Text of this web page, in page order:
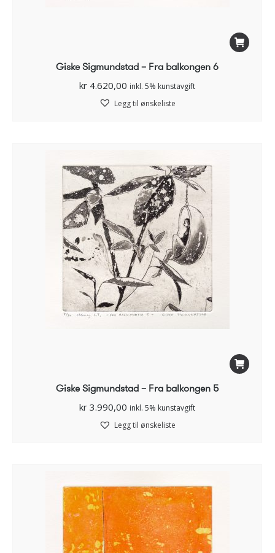
Giske Sigmundstad – Fra balkongen 6
kr 4.620,00 inkl. 5% kunstavgift
Legg til ønskeliste
Giske Sigmundstad – Fra balkongen 5
kr 3.990,00 inkl. 5% kunstavgift
Legg til ønskeliste